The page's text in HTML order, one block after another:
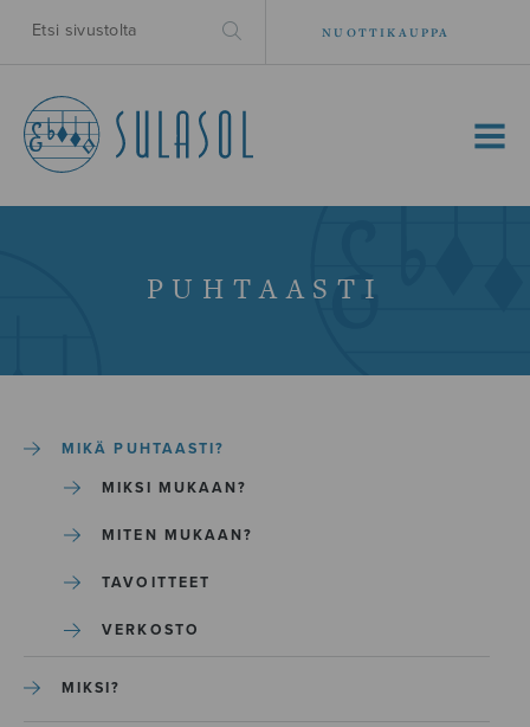
NUOTTIKAUPPA
MENU
PUHTAASTI
MIKÄ PUHTAASTI?
MIKSI MUKAAN?
MITEN MUKAAN?
TAVOITTEET
VERKOSTO
MIKSI?